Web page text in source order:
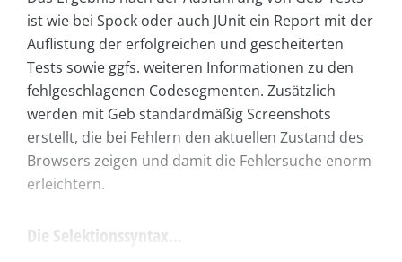
ist wie bei Spock oder auch JUnit ein Report mit der
Auflistung der erfolgreichen und gescheiterten
Tests sowie ggfs. weiteren Informationen zu den
fehlgeschlagenen Codesegmenten. Zusätzlich
werden mit Geb standardmäßig Screenshots
erstellt, die bei Fehlern den aktuellen Zustand des
Browsers zeigen und damit die Fehlersuche enorm
erleichtern.
Die Selektionssyntax...